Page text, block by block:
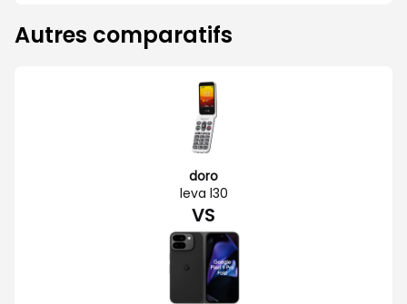
Autres comparatifs
doro
leva l30
VS